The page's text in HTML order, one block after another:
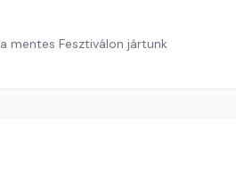
mentes Fesztiválon jártunk